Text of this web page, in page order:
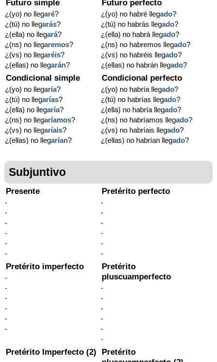
Futuro simple
¿(yo) no llegaré?
¿(tú) no llegarás?
¿(ella) no llegará?
¿(ns) no llegaremos?
¿(vs) no llegaréis?
¿(ellas) no llegarán?
Futuro perfecto
¿(yo) no habré llegado?
¿(tú) no habrás llegado?
¿(ella) no habrá llegado?
¿(ns) no habremos llegado?
¿(vs) no habréis llegado?
¿(ellas) no habrán llegado?
Condicional simple
¿(yo) no llegaría?
¿(tú) no llegarías?
¿(ella) no llegaría?
¿(ns) no llegaríamos?
¿(vs) no llegaríais?
¿(ellas) no llegarían?
Condicional perfecto
¿(yo) no habría llegado?
¿(tú) no habrías llegado?
¿(ella) no habría llegado?
¿(ns) no habríamos llegado?
¿(vs) no habríais llegado?
¿(ellas) no habrían llegado?
Subjuntivo
Presente
-
-
-
-
-
-
Pretérito perfecto
-
-
-
-
-
-
Pretérito imperfecto
-
-
-
-
-
-
Pretérito
pluscuamperfecto
-
-
-
-
-
-
Pretérito Imperfecto (2)
Pretérito